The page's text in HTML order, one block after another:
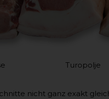
nicht ganz exakt